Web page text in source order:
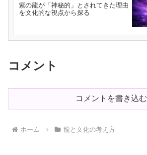
紫の龍が「神秘的」とされてきた理由
を文化的な視点から探る
コメント
コメントを書き込む
ホーム 龍と文化の考え方